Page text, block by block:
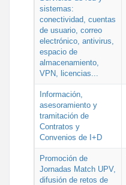
sistemas:
conectividad, cuentas
de usuario, correo
electrónico, antivirus,
espacio de
almacenamiento,
VPN, licencias...
Información,
asesoramiento y
tramitación de
Contratos y
Convenios de I+D
Promoción de
Jornadas Match UPV,
difusión de retos de